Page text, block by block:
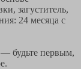
загуститель,
24 месяца с
будьте первым,